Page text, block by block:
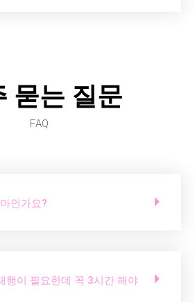
묻는 질문
FAQ
인가요?
행이 필요한데 꼭 3시간 해야